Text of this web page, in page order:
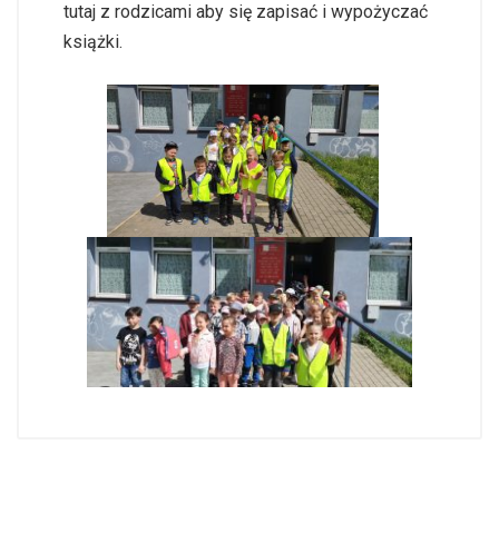
tutaj z rodzicami aby się zapisać i wypożyczać
książki.